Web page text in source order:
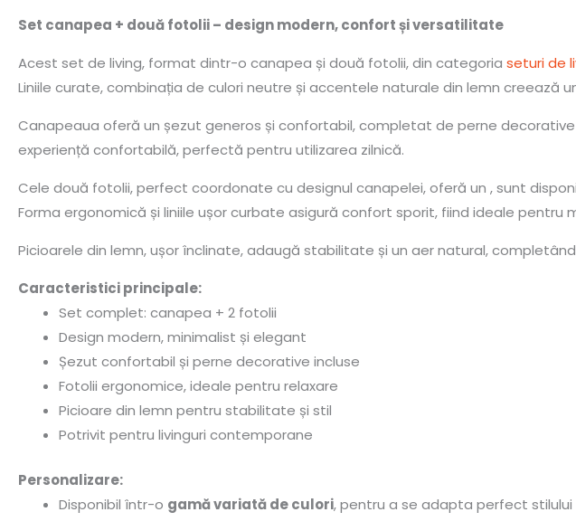
Set canapea + două fotolii – design modern, confort și versatilitate
Acest set de living, format dintr-o canapea și două fotolii, din categoria seturi de
Liniile curate, combinația de culori neutre și accentele naturale din lemn creează
Canapeaua oferă un șezut generos și confortabil, completat de perne
experiență confortabilă, perfectă pentru utilizarea zilnică.
Cele două fotolii, perfect coordonate cu designul canapelei, oferă un , sunt
Forma ergonomică și liniile ușor curbate asigură confort sporit, fiind ideale
Picioarele din lemn, ușor înclinate, adaugă stabilitate și un aer natural,
Caracteristici principale:
Set complet: canapea + 2 fotolii
Design modern, minimalist și elegant
Șezut confortabil și perne decorative incluse
Fotolii ergonomice, ideale pentru relaxare
Picioare din lemn pentru stabilitate și stil
Potrivit pentru livinguri contemporane
Personalizare:
Disponibil într-o gamă variată de culori, pentru a se adapta perfect